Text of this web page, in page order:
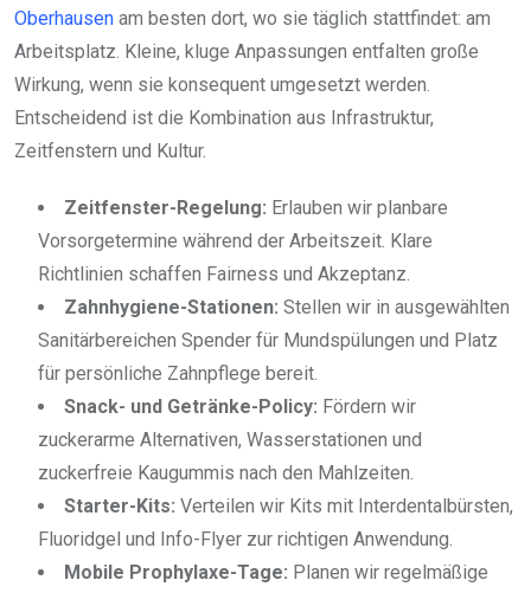
Oberhausen am besten dort, wo sie täglich stattfindet: am
Arbeitsplatz. Kleine, kluge Anpassungen entfalten große
Wirkung, wenn sie konsequent umgesetzt werden.
Entscheidend ist die Kombination aus Infrastruktur,
Zeitfenstern und Kultur.
Zeitfenster-Regelung: Erlauben wir planbare
Vorsorgetermine während der Arbeitszeit. Klare
Richtlinien schaffen Fairness und Akzeptanz.
Zahnhygiene-Stationen: Stellen wir in ausgewählten
Sanitärbereichen Spender für Mundspülungen und Platz
für persönliche Zahnpflege bereit.
Snack- und Getränke-Policy: Fördern wir
zuckerarme Alternativen, Wasserstationen und
zuckerfreie Kaugummis nach den Mahlzeiten.
Starter-Kits: Verteilen wir Kits mit Interdentalbürsten,
Fluoridgel und Info-Flyer zur richtigen Anwendung.
Mobile Prophylaxe-Tage: Planen wir regelmäßige